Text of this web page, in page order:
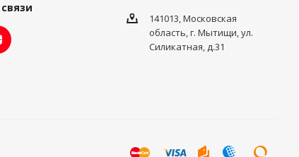
141013, Московская
область, г. Мытищи, ул.
Силикатная, д.31